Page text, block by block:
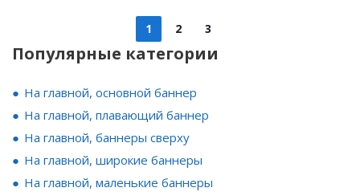
1 2 3
Популярные категории
На главной, основной баннер
На главной, плавающий баннер
На главной, баннеры сверху
На главной, широкие баннеры
На главной, маленькие баннеры